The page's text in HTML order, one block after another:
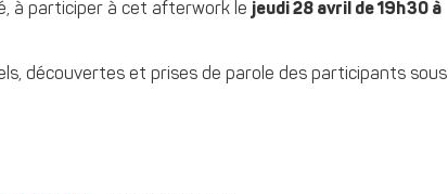
à participer à cet afterwork le jeudi 28 avril de 19h30 à
découvertes et prises de parole des participants sous